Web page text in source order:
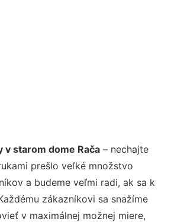
v starom dome Rača – nechajte
prešlo veľké množstvo
a budeme veľmi radi, ak sa k
zákazníkovi sa snažíme
v maximálnej možnej miere,